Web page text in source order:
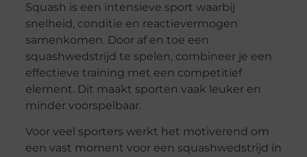
Squash is een intensieve sport waarbij
snelheid, conditie en reactievermogen
samenkomen. Door af en toe een
squashwedstrijd te spelen, combineer je een
effectieve training met een competitief
element. Dit maakt sporten vaak leuker en
minder voorspelbaar.
Voor veel sporters werkt het motiverend om
een vast moment voor een squashwedstrijd in